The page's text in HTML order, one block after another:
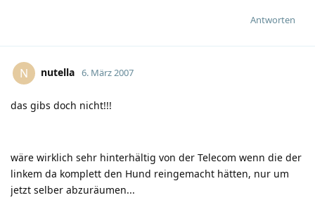
Antworten
N nutella 6. März 2007
das gibs doch nicht!!!
wäre wirklich sehr hinterhältig von der Telecom wenn die der
linkem da komplett den Hund reingemacht hätten, nur um
jetzt selber abzuräumen...